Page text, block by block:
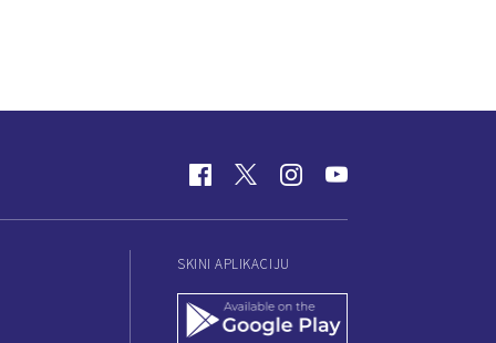
SKINI APLIKACIJU